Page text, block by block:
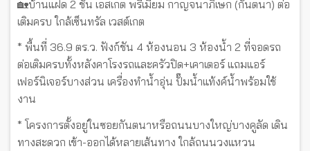
🏡บ้านแฝด 2 ชั้น เอสเกต พรีเมี่ยม กาญจนาภิเษก (กันตนา) ต่อ
เติมครบ ใกล้เซ็นทรัล เวสต์เกต
* พื้นที่ 36.9 ตร.ว. ฟังก์ชัน 4 ห้องนอน 3 ห้องน้ำ 2 ที่จอดรถ
ต่อเติมครบทั้งหลังคาโรงรถและครัวปิด+เคาเตอร์ แถมแอร์
เฟอร์นิเจอร์บางส่วน เครื่องทำน้ำอุ่น ปั๊มน้ำแท้งค์น้ำพร้อมใช้
งาน
* โครงการตั้งอยู่ในซอยกันตนาหรือถนนบางใหญ่บางคูลัด เดิน
ทางสะดวก เข้า-ออกได้หลายเส้นทาง ใกล้ถนนวงแหวน